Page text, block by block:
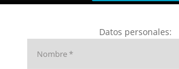
Datos personales: